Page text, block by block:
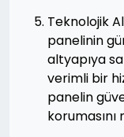
Teknolojik
panelinin
altyapıya
verimli bir
panelin
korumasını